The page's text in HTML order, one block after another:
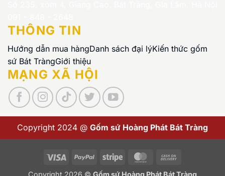
THÔNG TIN
Hướng dẫn mua hàngDanh sách đại lýKiến thức gốm
sứ Bát TràngGiới thiệu
MẠNG XÃ HỘI
Copyright 2024 @ Gốm sứ Hoàng Phát Bát Tràng
Visa PayPal Stripe MasterCard